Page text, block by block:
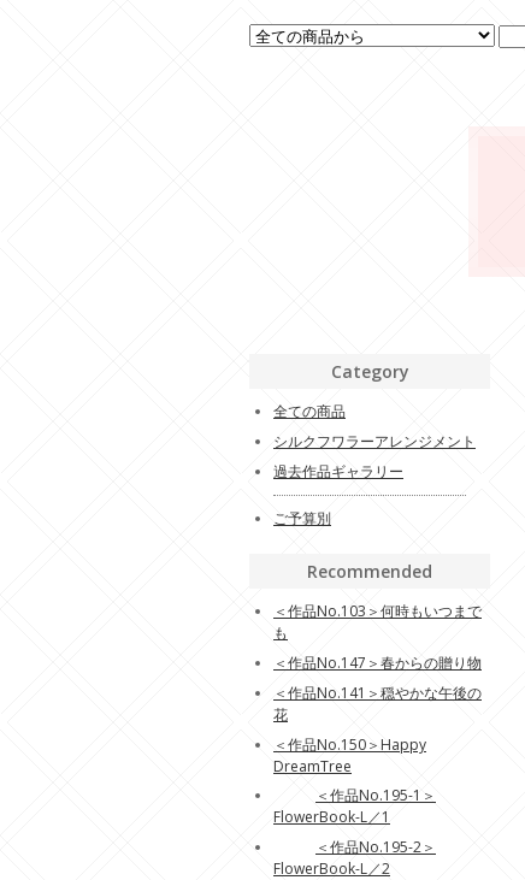
Category
全ての商品
シルクフワラーアレンジメント
過去作品ギャラリー
ご予算別
Recommended
＜作品No.103＞何時もいつまで
も
＜作品No.147＞春からの贈り物
＜作品No.141＞穏やかな午後の
花
＜作品No.150＞Happy
DreamTree
＜作品No.195-1＞
FlowerBook-L／1
＜作品No.195-2＞
FlowerBook-L／2